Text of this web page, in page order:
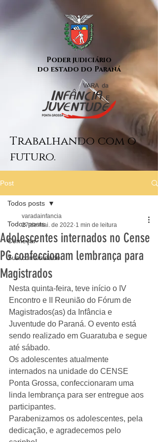
Poder judiciário
do estado do Paraná
Trabalhando com o
futuro.
Post
Todos posts
Começar
Sua comunidade
Todos posts
Adolescentes internados no Cense
PG confeccionam lembrança para
Magistrados
varadainfancia
27 de mai. de 2022 1 min de leitura
Nesta quinta-feira, teve início o IV
Encontro e II Reunião do Fórum de
Magistrados(as) da Infância e
Juventude do Paraná. O evento está
sendo realizado em Guaratuba e segue
até sábado.
Os adolescentes atualmente
internados na unidade do CENSE
Ponta Grossa, confeccionaram uma
linda lembrança para ser entregue aos
participantes.
Parabenizamos os adolescentes, pela
dedicação, e agradecemos pelo